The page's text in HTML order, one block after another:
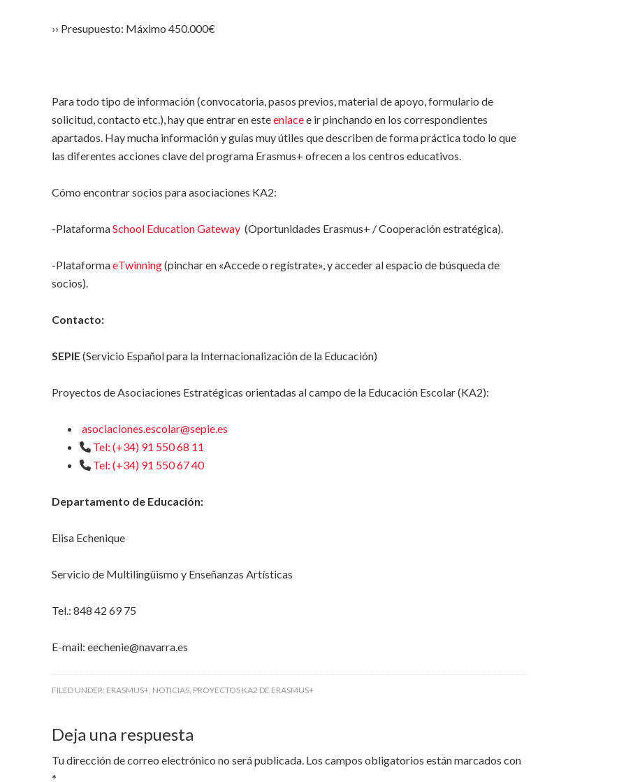
›› Presupuesto: Máximo 450.000€
Para todo tipo de información (convocatoria, pasos previos, material de apoyo, formulario de
solicitud, contacto etc.), hay que entrar en esteenlacee ir pinchando en los correspondientes
apartados. Hay mucha información y guías muy útiles que describen de forma práctica todo lo que
las diferentes acciones clave del programa Erasmus+ ofrecen a los centros educativos.
Cómo encontrar socios para asociaciones KA2:
-PlataformaSchool Education Gateway (Oportunidades Erasmus+ / Cooperación estratégica).
-PlataformaeTwinning(pinchar en «Accede o regístrate», y acceder al espacio de búsqueda de
socios).
Contacto:
SEPIE(Servicio Español para la Internacionalización de la Educación)
Proyectos de Asociaciones Estratégicas orientadas al campo de la Educación Escolar (KA2):
asociaciones.escolar@sepie.es
Tel: (+34) 91 550 68 11
Tel: (+34) 91 550 67 40
Departamento de Educación:
Elisa Echenique
Servicio de Multilingüismo y Enseñanzas Artísticas
Tel.: 848 42 69 75
E-mail: eechenie@navarra.es
FILED UNDER: ERASMUS+, NOTICIAS, PROYECTOS KA2 DE ERASMUS+
Deja una respuesta
Tu dirección de correo electrónico no será publicada. Los campos obligatorios están marcados con
*